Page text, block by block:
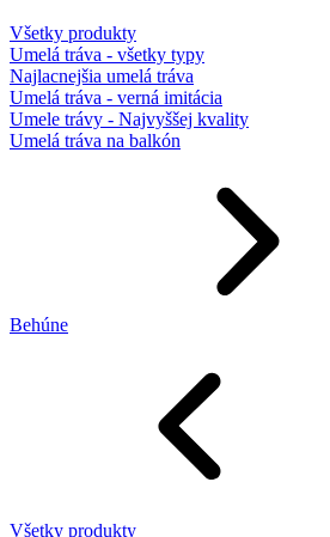
Všetky produkty
Umelá tráva - všetky typy
Najlacnejšia umelá tráva
Umelá tráva - verná imitácia
Umele trávy - Najvyššej kvality
Umelá tráva na balkón
Behúne
Všetky produkty